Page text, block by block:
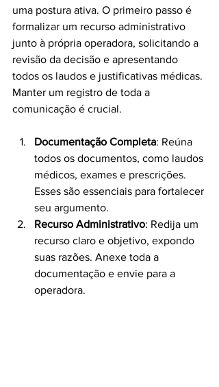
uma postura ativa. O primeiro passo é
formalizar um recurso administrativo
junto à própria operadora, solicitando a
revisão da decisão e apresentando
todos os laudos e justificativas médicas.
Manter um registro de toda a
comunicação é crucial.
Documentação Completa: Reúna
todos os documentos, como laudos
médicos, exames e prescrições.
Esses são essenciais para fortalecer
seu argumento.
Recurso Administrativo: Redija um
recurso claro e objetivo, expondo
suas razões. Anexe toda a
documentação e envie para a
operadora.